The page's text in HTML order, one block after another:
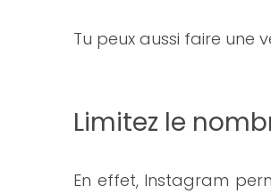
Tu peux aussi faire une
Limitez le
En effet, Instagram